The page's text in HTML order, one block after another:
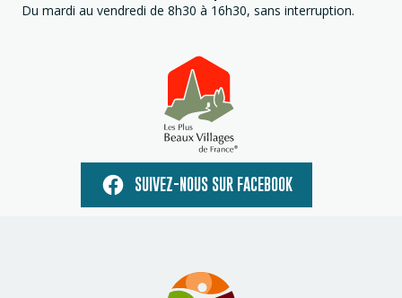
Du mardi au vendredi de 8h30 à 16h30, sans interruption.
SUIVEZ-NOUS SUR FACEBOOK